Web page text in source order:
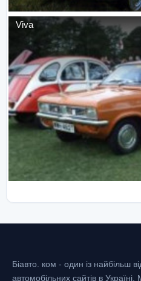
Viva
Біавто. ком - один із найбільш
автомобільних сайтів в Україні.